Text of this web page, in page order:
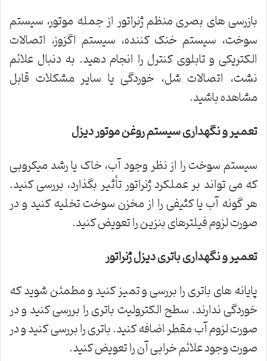
بازرسی های بصری منظم ژنراتور از جمله موتور، سیستم
سوخت، سیستم خنک کننده، سیستم اگزوز، اتصالات
الکتریکی و تابلوی کنترل را انجام دهید. به دنبال علائم
نشت، اتصالات شل، خوردگی یا سایر مشکلات قابل
مشاهده باشید.
تعمیر و نگهداری سیستم روغن موتور دیزل
سیستم سوخت را از نظر وجود آب، خاک یا رشد میکروبی
که می تواند بر عملکرد ژنراتور تأثیر بگذارد، بررسی کنید.
هر گونه آب یا کثیفی را از مخزن سوخت تخلیه کنید و در
صورت لزوم فیلترهای بنزین را تعویض کنید.
تعمیر و نگهداری باتری دیزل ژنراتور
پایانه های باتری را بررسی و تمیز کنید و مطمئن شوید که
خوردگی ندارند. سطح الکترولیت باتری را بررسی کنید و در
صورت لزوم آب مقطر اضافه کنید. باتری را بررسی کنید و در
صورت وجود علائم خرابی آن را تعویض کنید.